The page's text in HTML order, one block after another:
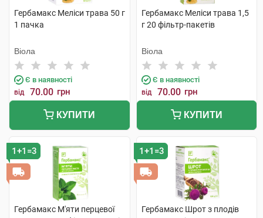
Гербамакс Меліси трава 50 г
1 пачка
Віола
Є в наявності
від 70.00 грн
КУПИТИ
Гербамакс Меліси трава 1,5
г 20 фільтр-пакетів
Віола
Є в наявності
від 70.00 грн
КУПИТИ
1+1=3
Гербамакс М'яти перцевої
1+1=3
Гербамакс Шрот з плодів